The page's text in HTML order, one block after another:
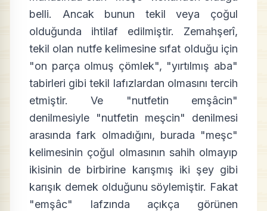
belli. Ancak bunun tekil veya çoğul
olduğunda ihtilaf edilmiştir. Zemahşerî,
tekil olan nutfe kelimesine sıfat olduğu için
"on parça olmuş çömlek", "yırtılmış aba"
tabirleri gibi tekil lafızlardan olmasını tercih
etmiştir. Ve "nutfetin emşâcin"
denilmesiyle "nutfetin meşcin" denilmesi
arasında fark olmadığını, burada "meşc"
kelimesinin çoğul olmasının sahih olmayıp
ikisinin de birbirine karışmış iki şey gibi
karışık demek olduğunu söylemiştir. Fakat
"emşâc" lafzında açıkça görünen